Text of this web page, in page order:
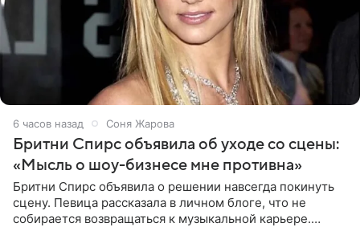
6 часов назад Соня Жарова
Бритни Спирс объявила об уходе со сцены:
«Мысль о шоу-бизнесе мне противна»
Бритни Спирс объявила о решении навсегда покинуть
сцену. Певица рассказала в личном блоге, что не
собирается возвращаться к музыкальной карьере.